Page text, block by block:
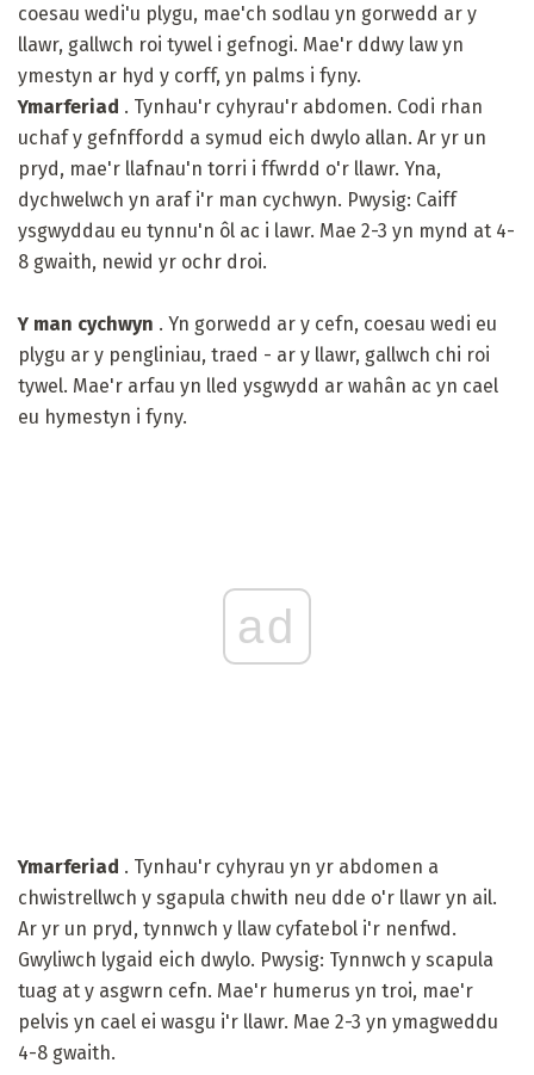
coesau wedi'u plygu, mae'ch sodlau yn gorwedd ar y
llawr, gallwch roi tywel i gefnogi. Mae'r ddwy law yn
ymestyn ar hyd y corff, yn palms i fyny.
Ymarferiad . Tynhau'r cyhyrau'r abdomen. Codi rhan
uchaf y gefnffordd a symud eich dwylo allan. Ar yr un
pryd, mae'r llafnau'n torri i ffwrdd o'r llawr. Yna,
dychwelwch yn araf i'r man cychwyn. Pwysig: Caiff
ysgwyddau eu tynnu'n ôl ac i lawr. Mae 2-3 yn mynd at 4-
8 gwaith, newid yr ochr droi.
Y man cychwyn . Yn gorwedd ar y cefn, coesau wedi eu
plygu ar y pengliniau, traed - ar y llawr, gallwch chi roi
tywel. Mae'r arfau yn lled ysgwydd ar wahân ac yn cael
eu hymestyn i fyny.
ad
Ymarferiad . Tynhau'r cyhyrau yn yr abdomen a
chwistrellwch y sgapula chwith neu dde o'r llawr yn ail.
Ar yr un pryd, tynnwch y llaw cyfatebol i'r nenfwd.
Gwyliwch lygaid eich dwylo. Pwysig: Tynnwch y scapula
tuag at y asgwrn cefn. Mae'r humerus yn troi, mae'r
pelvis yn cael ei wasgu i'r llawr. Mae 2-3 yn ymagweddu
4-8 gwaith.